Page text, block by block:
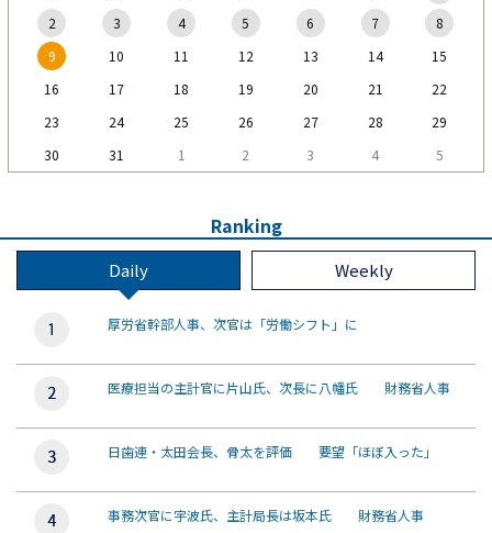
2
3 4 5 6 7
8
9
10 11 12 13 14
15
16
17 18 19 20 21
22
23
24 25 26 27 28
29
30
31 1 2 3 4 5
Ranking
Daily Weekly
厚労省幹部人事、次官は「労働シフト」に
医療担当の主計官に片山氏、次長に八幡氏 財務省人事
日歯連・太田会長、骨太を評価 要望「ほぼ入った」
事務次官に宇波氏、主計局長は坂本氏 財務省人事